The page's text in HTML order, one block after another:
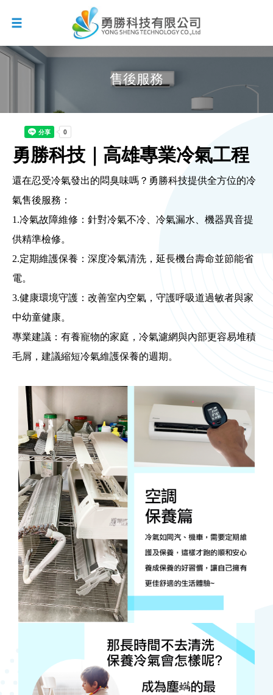
售後服務
勇勝科技｜高雄專業冷氣工程
還在忍受冷氣發出的悶臭味嗎？勇勝科技提供全方位的冷
氣售後服務：
1.冷氣故障維修：針對冷氣不冷、冷氣漏水、機器異音提
供精準檢修。
2.定期維護保養：深度冷氣清洗，延長機台壽命並節能省
電。
3.健康環境守護：改善室內空氣，守護呼吸道過敏者與家
中幼童健康。
專業建議：有養寵物的家庭，冷氣濾網與內部更容易堆積
毛屑，建議縮短冷氣維護保養的週期。